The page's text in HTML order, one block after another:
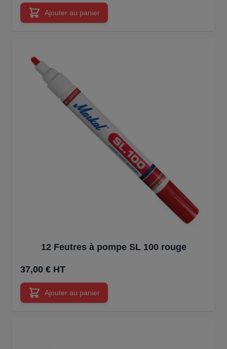
Ajouter au panier
12 Feutres à pompe SL 100 rouge
37,00 € HT
Ajouter au panier